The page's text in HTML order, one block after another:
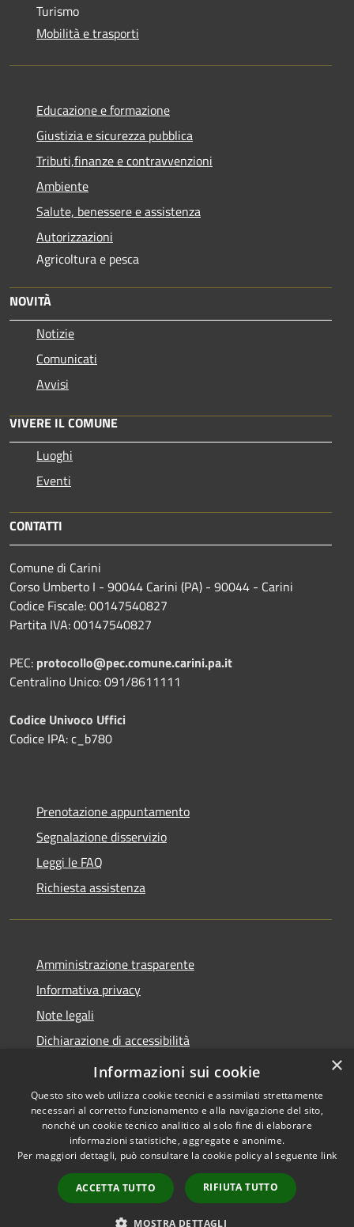
Turismo
Mobilità e trasporti
Educazione e formazione
Giustizia e sicurezza pubblica
Tributi,finanze e contravvenzioni
Ambiente
Salute, benessere e assistenza
Autorizzazioni
Agricoltura e pesca
NOVITÀ
Notizie
Comunicati
Avvisi
VIVERE IL COMUNE
Luoghi
Eventi
CONTATTI
Comune di Carini
Corso Umberto I - 90044 Carini (PA) - 90044 - Carini
Codice Fiscale: 00147540827
Partita IVA: 00147540827
PEC: protocollo@pec.comune.carini.pa.it
Centralino Unico: 091/8611111
Codice Univoco Uffici
Codice IPA: c_b780
Prenotazione appuntamento
Segnalazione disservizio
Leggi le FAQ
Richiesta assistenza
Amministrazione trasparente
Informativa privacy
Note legali
Dichiarazione di accessibilità
Privacy e protezione dei dati
Accessibilità
Copyright © 2026 • Comune di
Carini • Powered by
Municipium•
Accesso
redazione
×
Informazioni sui cookie
Questo sito web utilizza cookie tecnici e assimilati strettamente
necessari al corretto funzionamento e alla navigazione del sito,
nonché un cookie tecnico analitico al solo fine di elaborare
informazioni statistiche, aggregate e anonime.
Per maggiori dettagli, può consultare la cookie policy al seguente link
ACCETTA TUTTO RIFIUTA TUTTO
MOSTRA DETTAGLI